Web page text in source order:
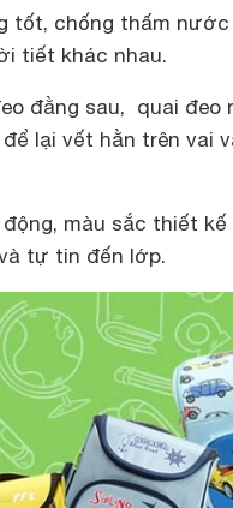
tốt, chống thấm
tiết khác nhau.
đằng sau, quai đeo
lại vết hằn trên vai
màu sắc thiết
tự tin đến lớp.